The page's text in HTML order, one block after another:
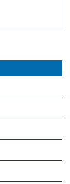
さい